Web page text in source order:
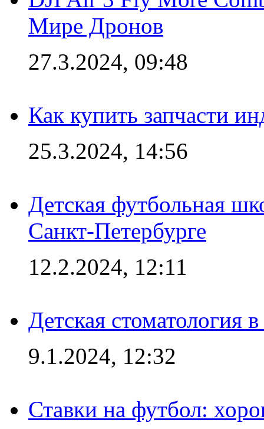
Мире Дронов
27.3.2024, 09:48
Как купить запчасти
25.3.2024, 14:56
Детская футбольная
Санкт-Петербурге
12.2.2024, 12:11
Детская стоматология
9.1.2024, 12:32
Ставки на футбол: